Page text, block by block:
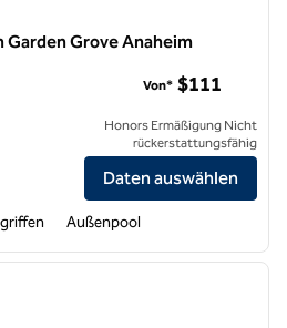
Garden Grove Anaheim
by Hilton Garden Grove Anaheim
Von* $111
Honors Ermäßigung Nicht
rückerstattungsfähig
Daten auswählen
Außenpool